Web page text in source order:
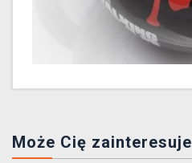
Może Cię zainteresuje